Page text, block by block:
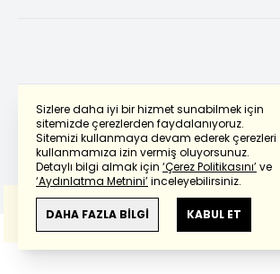
Sizlere daha iyi bir hizmet sunabilmek için
sitemizde çerezlerden faydalanıyoruz.
Sitemizi kullanmaya devam ederek çerezleri
kullanmamıza izin vermiş oluyorsunuz.
Detaylı bilgi almak için ‘Çerez Politikasını’ve
‘Aydınlatma Metnini’inceleyebilirsiniz.
DAHA FAZLA BİLGİ KABUL ET
Powered by Translate
Bu çevirideGoogle Transletekullanılmıştır.
Anlam ve çeviri hatalarından
haberturk.com
sorumlu değildir.